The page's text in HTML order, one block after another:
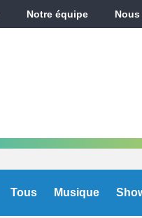
Notre équipe
Tous Musique